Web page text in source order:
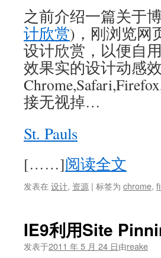
之前介绍一篇关于
计欣赏)，刚浏览网
设计欣赏，以便自
效果实的设计动感
接无视掉…
St. Pauls
[……]阅读全文
发表在 设计, 资源 | 标签为 chrome,
IE9利用Site
发表于2011 年 5 月 24 日由reake